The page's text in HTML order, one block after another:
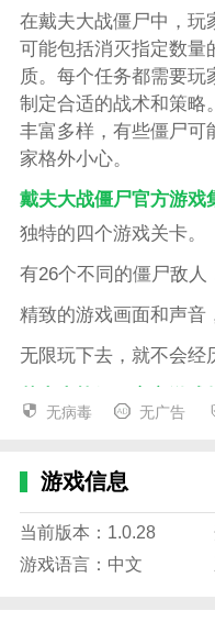
在戴夫大战僵尸中，玩
可能包括消灭指定数量
质。每个任务都需要玩
制定合适的战术和策略
丰富多样，有些僵尸可
家格外小心。
戴夫大战僵尸官方游戏
独特的四个游戏关卡。
有26个不同的僵尸敌人
精致的游戏画面和声音
无限玩下去，就不会经
多样化组合玩法，战
无边界可玩的自由炫酷
更好的效果。
你要控制戴夫拿起武器
无病毒 无广告
游戏信息
当前版本：1.0.28
游戏语言：中文